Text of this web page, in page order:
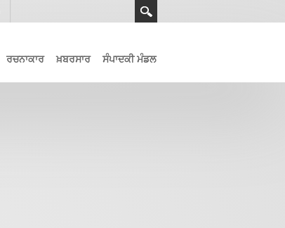
ਰਚਨਾਕਾਰ ਖ਼ਬਰਸਾਰ ਸੰਪਾਦਕੀ ਮੰਡਲ